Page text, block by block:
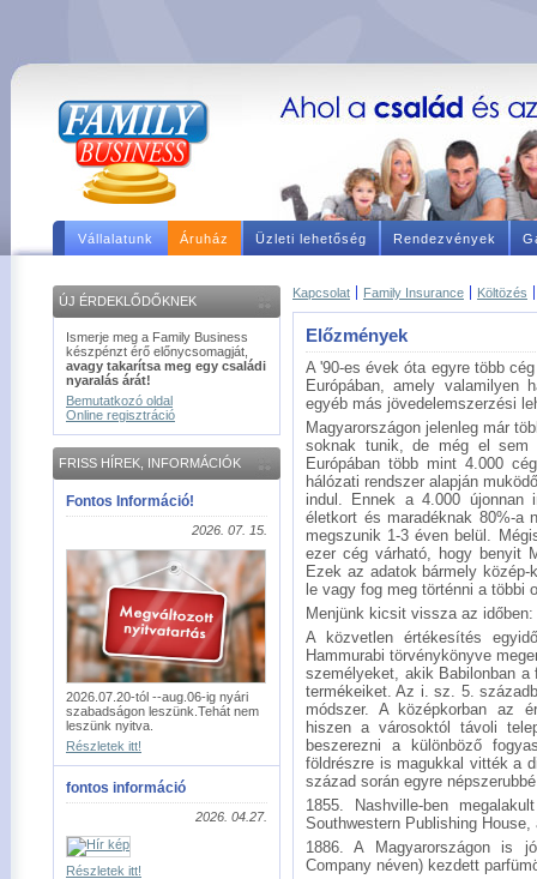
Vállalatunk Áruház Üzleti lehetőség Rendezvények
ÚJ ÉRDEKLŐDŐKNEK
Ismerje meg a Family Business
készpénzt érő előnycsomagját,
avagy takarítsa meg egy családi
nyaralás árát!
Bemutatkozó oldal
Online regisztráció
FRISS HÍREK, INFORMÁCIÓK
Fontos Információ!
2026. 07. 15.
2026.07.20-tól --aug.06-ig nyári
szabadságon leszünk.Tehát nem
leszünk nyitva.
Részletek itt!
fontos információ
2026. 04.27.
Részletek itt!
Kapcsolat Family Insurance Költözés
Előzmények
A '90-es évek óta egyre több
Európában, amely valamilyen
egyéb más jövedelemszerzési
Magyarországon jelenleg már
soknak tunik, de még el sem
Európában több mint 4.000
hálózati rendszer alapján
indul. Ennek a 4.000
életkort és maradéknak 80%-a
megszunik 1-3 éven belül.
ezer cég várható, hogy benyit
Ezek az adatok bármely
le vagy fog meg történni a többi
Menjünk kicsit vissza az időben:
A közvetlen értékesítés
Hammurabi törvénykönyve
személyeket, akik Babilonban
termékeiket. Az i. sz. 5.
módszer. A középkorban az
hiszen a városoktól távoli
beszerezni a különböző
földrészre is magukkal vitték a
század során egyre
1855. Nashville-ben
Southwestern Publishing
1886. A Magyarországon is
Company néven) kezdett